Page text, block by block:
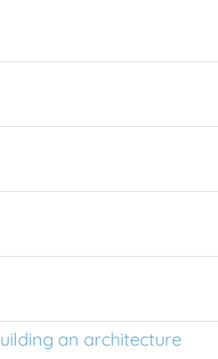
an architecture